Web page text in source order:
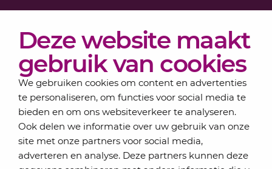
Deze website maakt
gebruik van cookies
We gebruiken cookies om content en advertenties
te personaliseren, om functies voor social media te
bieden en om ons websiteverkeer te analyseren.
Ook delen we informatie over uw gebruik van onze
site met onze partners voor social media,
adverteren en analyse. Deze partners kunnen deze
Actueel
Over Lansigt
Contact
Schrijf je in voor onze nieuwsbrief
Elke maand bundelen de adviseurs van Lansigt in
de eSigt het nieuws.